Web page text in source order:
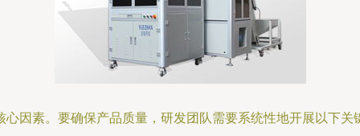
因素。要确保产品质量，研发团队需要系统性地开展以下关